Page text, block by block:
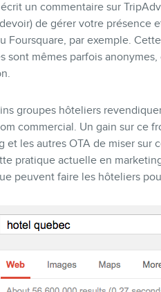
un commentaire sur
de gérer votre présence
Foursquare, par exemple.
sont mêmes parfois
groupes hôteliers
commercial. Un gain sur ce
et les autres OTA de miser
pratique actuelle en
peuvent faire les hôteliers